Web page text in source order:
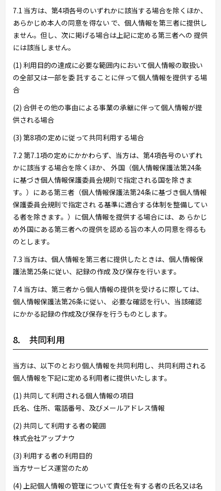
7.1 当方は、第4項各号のいずれかに該当する場合を除くほか、
あらかじめ本人の同意を得ない で、個人情報を第三者に提供し
ません。但し、次に掲げる場合は上記に定める第三者への 提供
には該当しません。
(1) 利用目的の達成に必要な範囲内において個人情報の取扱い
の全部又は一部を委 託することに伴って個人情報を提供する場
合
(2) 合併その他の事由による事業の承継に伴って個人情報が提
供される場合
(3) 第8項の定めに従って共同利用する場合
7.2 第7.1項の定めにかかわらず、当方は、第4項各号のいずれ
かに該当する場合を除くほか、 外国（個人情報保護法第24条
に基づき個人情報保護委員会規則で指定される国を除きま
す。）にある第三者（個人情報保護法第24条に基づき個人情報
保護委員会規則で指定され る基準に適合する体制を整備してい
る者を除きます。）に個人情報を提供する場合には、あ らかじ
め外国にある第三者への提供を認める旨の本人の同意を得るも
のとします。
7.3 当方は、個人情報を第三者に提供したときは、個人情報保
護法第25条に従い、記録の作成 及び保存を行います。
7.4 当方は、第三者から個人情報の提供を受けるに際しては、
個人情報保護法第26条に従い、 必要な確認を行い、当該確認
にかかる記録の作成及び保存を行うものとします。
8. 共同利用
当方は、以下のとおり個人情報を共同利用し、共同利用される
個人情報を下記に定める利用者に提供いたします。
(1) 共同して利用される個人情報の項目
氏名、住所、電話番号、及びメールアドレス情報
(2) 共同して利用する者の範囲
株式会社アップナウ
(3) 利用する者の利用目的
当方サービス運営のため
(4) 上記個人情報の管理について責任を有する者の氏名又は名